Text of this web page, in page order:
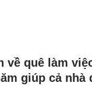
về quê làm
giúp cả nhà